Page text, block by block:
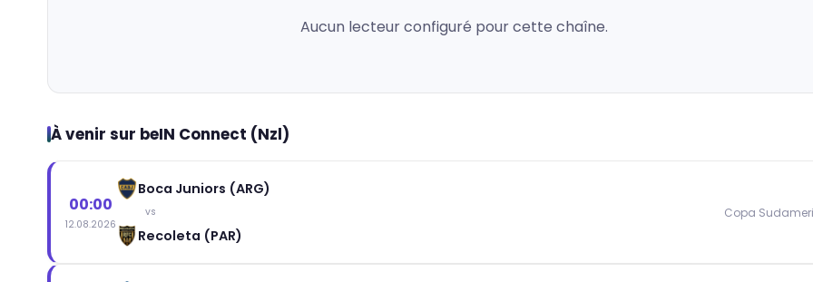
Aucun lecteur configuré pour cette chaîne.
À venir sur beIN Connect (Nzl)
00:00
12.08.2026
Boca Juniors (ARG)
vs
Recoleta (PAR)
Copa